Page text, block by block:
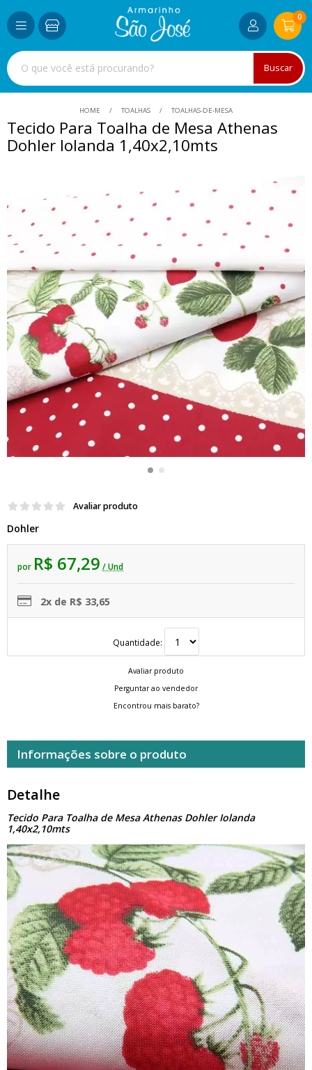
Buscar
0
HOME TOALHAS TOALHAS-DE-MESA
Tecido Para Toalha de Mesa Athenas
Dohler Iolanda 1,40x2,10mts
Avaliar produto
Dohler
por R$ 67,29 / Und
2x de R$ 33,65
Quantidade:
Avaliar produto
Perguntar ao vendedor
Encontrou mais barato?
Informações sobre o produto
Detalhe
Tecido Para Toalha de Mesa Athenas Dohler Iolanda
1,40x2,10mts